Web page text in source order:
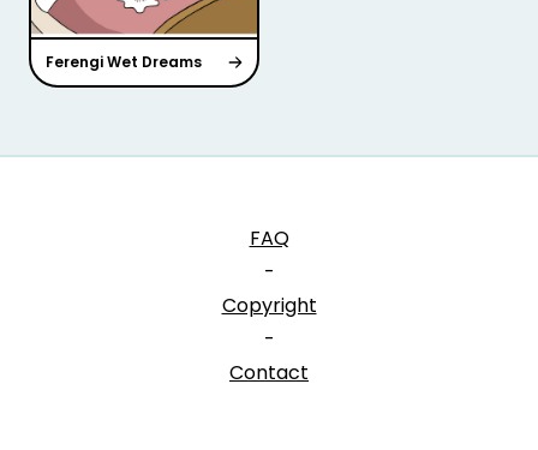
Ferengi Wet Dreams
FAQ
-
Copyright
-
Contact